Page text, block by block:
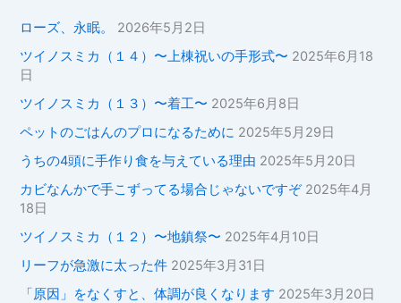
ローズ、永眠。
2026年5月2日
ツイノスミカ（１４）〜上棟祝いの手形式〜 2025年6月18
日
ツイノスミカ（１３）〜着工〜 2025年6月8日
ペットのごはんのプロになるために 2025年5月29日
うちの4頭に手作り食を与えている理由 2025年5月20日
カビなんかで手こずってる場合じゃないですぞ 2025年4月
18日
ツイノスミカ（１２）〜地鎮祭〜 2025年4月10日
リーフが急激に太った件 2025年3月31日
「原因」をなくすと、体調が良くなります 2025年3月20日